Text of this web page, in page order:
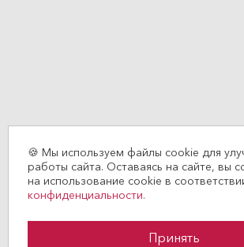
🍪 Мы используем файлы cookie для
работы сайта. Оставаясь на сайте, вы
на использование cookie в
конфиденциальности.
Принять